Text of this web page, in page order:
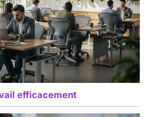
efficacement